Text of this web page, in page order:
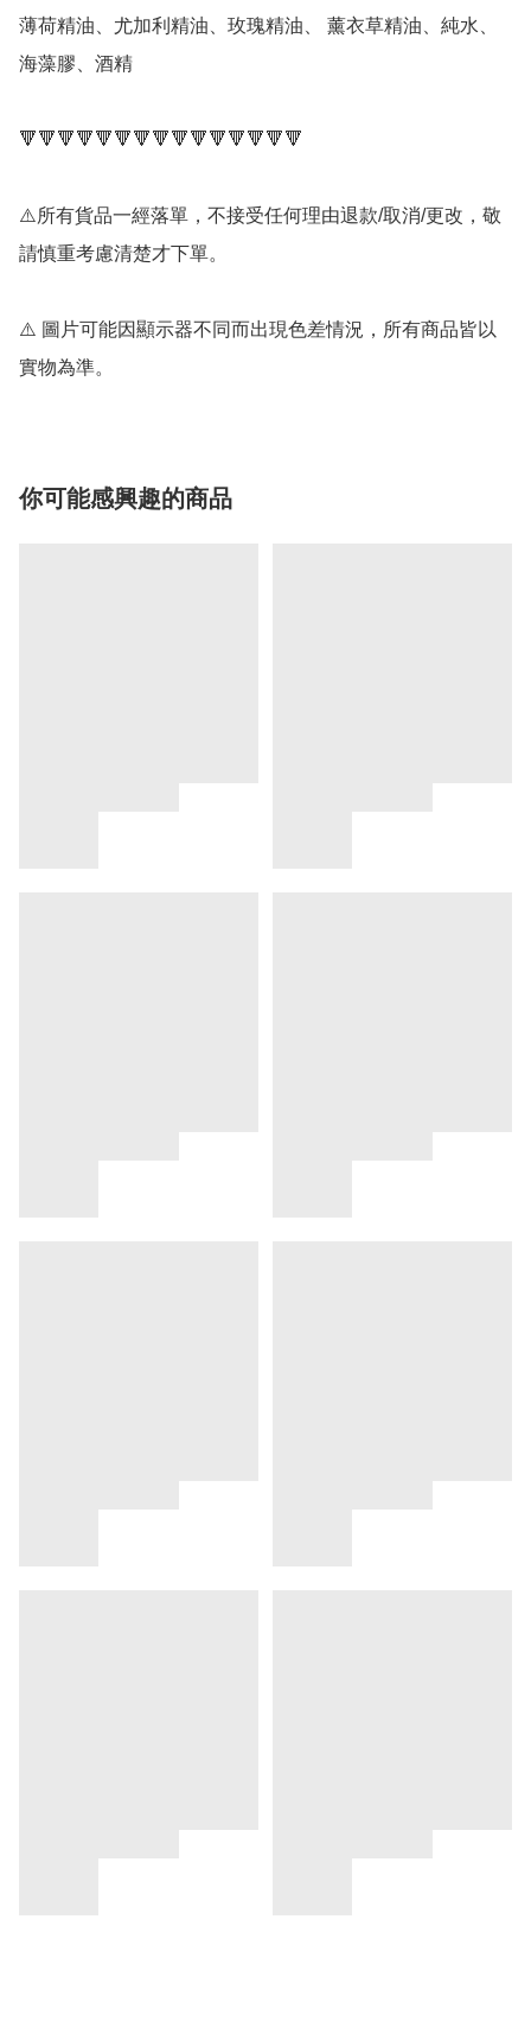
薄荷精油、尤加利精油、玫瑰精油、 薰衣草精油、純水、
海藻膠、酒精
🔻🔻🔻🔻🔻🔻🔻🔻🔻🔻🔻🔻🔻🔻🔻
⚠️所有貨品一經落單，不接受任何理由退款/取消/更改，敬
請慎重考慮清楚才下單。
⚠️ 圖片可能因顯示器不同而出現色差情況，所有商品皆以
實物為準。
你可能感興趣的商品